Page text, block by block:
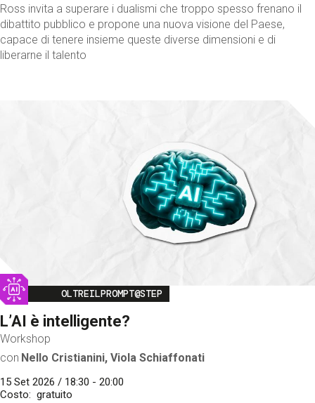
Ross invita a superare i dualismi che troppo spesso frenano il
dibattito pubblico e propone una nuova visione del Paese,
capace di tenere insieme queste diverse dimensioni e di
liberarne il talento
Image
OLTREILPROMPT@STEP
L’AI è intelligente?
Workshop
con Nello Cristianini, Viola Schiaffonati
15 Set 2026 / 18:30 - 20:00
Costo
gratuito